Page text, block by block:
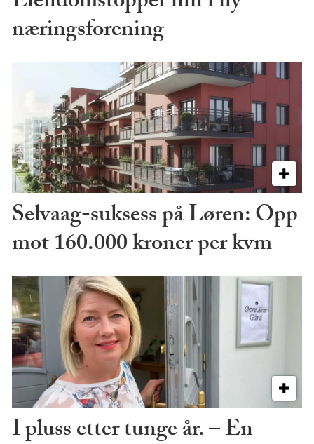
næringsforening
Selvaag-suksess på Løren: Opp
mot 160.000 kroner per kvm
I pluss etter tunge år. – En